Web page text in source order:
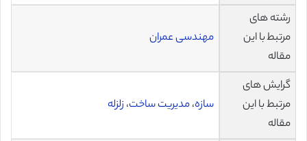
رشته های
مرتبط با این
مقاله
مهندسی عمران
گرایش های
مرتبط با این
مقاله
سازه،مدیریت ساخت، زلزله